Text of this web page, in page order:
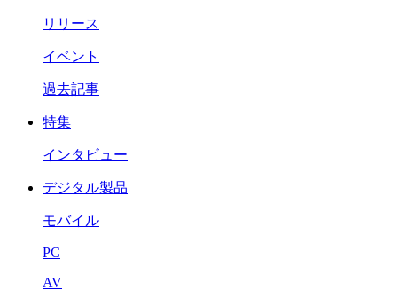
リリース
イベント
過去記事
特集
インタビュー
デジタル製品
モバイル
PC
AV